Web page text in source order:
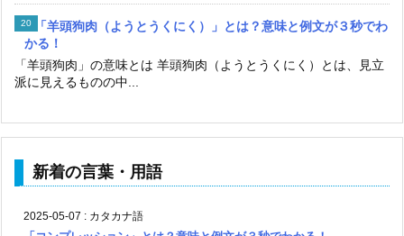
「羊頭狗肉（ようとうくにく）」とは？意味と例文が３秒でわ
かる！
「羊頭狗肉」の意味とは 羊頭狗肉（ようとうくにく）とは、見立
派に見えるものの中...
新着の言葉・用語
2025-05-07 : カタカナ語